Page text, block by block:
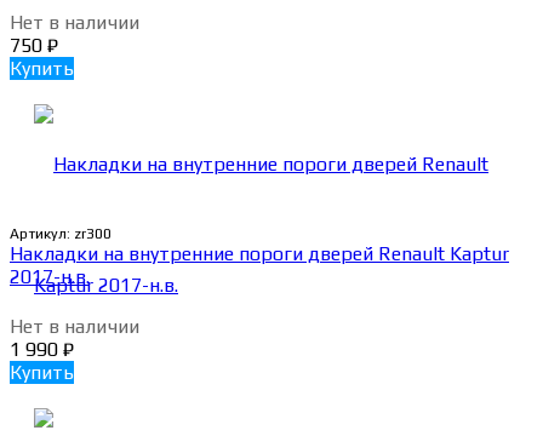
Нет в наличии
750 ₽
Купить
Артикул: zr300
Накладки на внутренние пороги дверей Renault Kaptur
2017-н.в.
Нет в наличии
1 990 ₽
Купить